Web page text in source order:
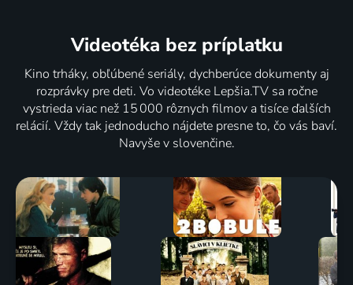
Videotéka bez príplatku
Kino trháky, obľúbené seriály, dychberúce dokumenty aj
rozprávky pre deti. Vo videotéke Lepšia.TV sa ročne
vystrieda viac než 15 000 rôznych filmov a tisíce ďalších
relácií. Vždy tak jednoducho nájdete presne to, čo vás baví.
Navyše v slovenčine.